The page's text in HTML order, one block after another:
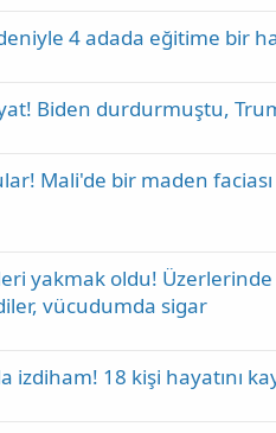
4 adada eğitime bir
Biden durdurmuştu,
Mali'de bir maden
yakmak oldu!
vücudumda sigar
18 kişi hayatını